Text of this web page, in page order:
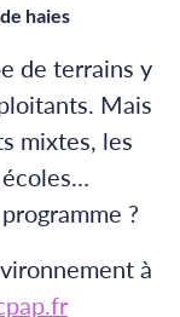
haies
de terrains y
Mais
mixtes, les
?
à